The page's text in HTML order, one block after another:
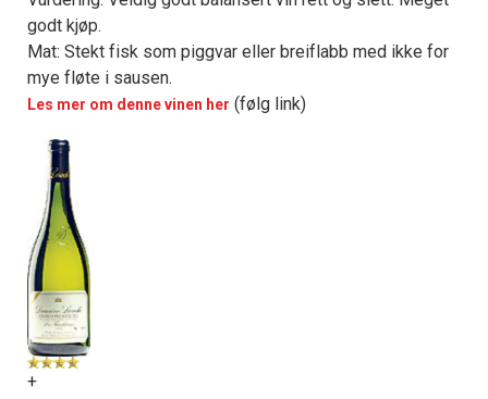
godt kjøp.
Mat: Stekt fisk som piggvar eller breiflabb med ikke for
mye fløte i sausen.
Les mer om denne vinen her (følg link)
+